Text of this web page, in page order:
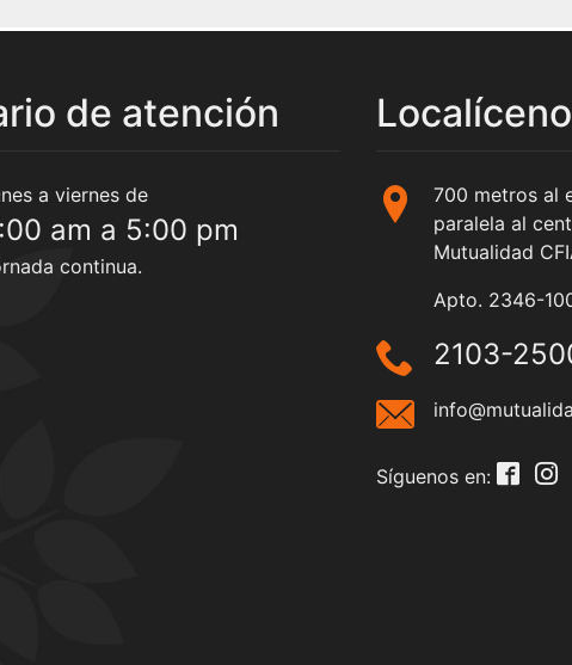
de atención
a viernes de
am a 5:00 pm
continua.
700 metros al
paralela al
Mutualidad
Apto. 2346-
2103-
Síguenos en: